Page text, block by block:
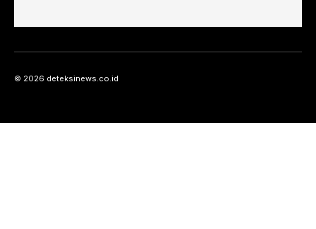
© 2026 deteksinews.co.id